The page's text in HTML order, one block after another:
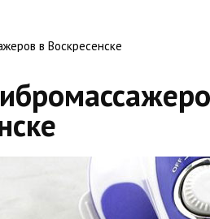
в Воскресенске